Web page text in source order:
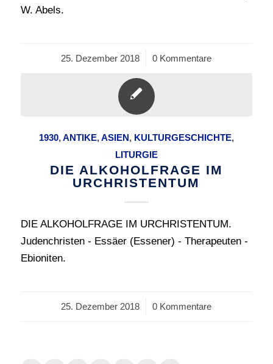
W. Abels.
25. Dezember 2018
/ 0 Kommentare
1930,ANTIKE,ASIEN, KULTURGESCHICHTE,
LITURGIE
DIE ALKOHOLFRAGE IM
URCHRISTENTUM
DIE ALKOHOLFRAGE IM URCHRISTENTUM.
Judenchristen - Essäer (Essener) - Therapeuten -
Ebioniten.
25. Dezember 2018
/ 0 Kommentare